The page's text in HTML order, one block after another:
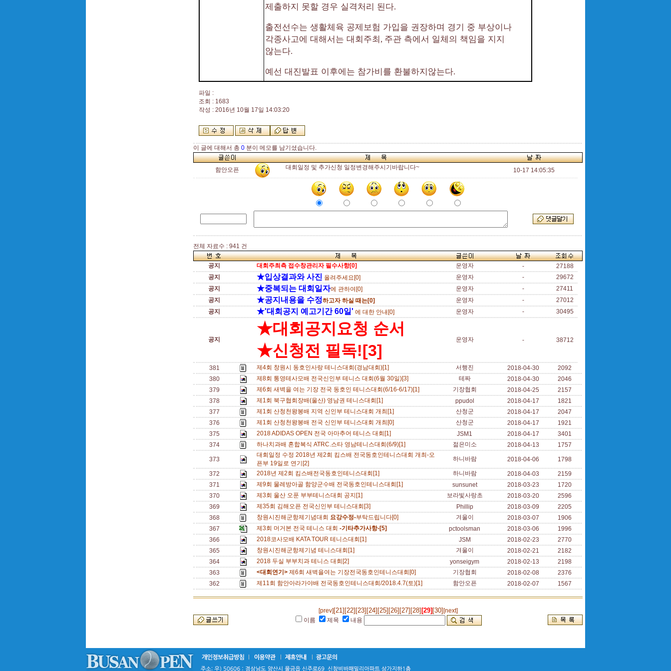
제출하지 못할 경우 실격처리 된다.
출전선수는 생활체육 공제보험 가입을 권장하며 경기 중 부상이나
각종사고에 대해서는 대회주최, 주관 측에서 일체의 책임을 지지
않는다.
예선 대진발표 이후에는 참가비를 환불하지않는다.
파일 :
조회 : 1683
작성 : 2016년 10월 17일 14:03:20
이 글에 대해서 총 0 분이 메모를 남기셨습니다.
함안오픈 대회일정 및 추가신청 일정변경해주시기바랍니다~ 10-17 14:05:35
전체 자료수 : 941 건
공지 대회주최측 접수창관리자 필수사항[0] 운영자 -
27188
공지
★입상결과와 사진 올려주세요[0] 운영자 -
29672
공지
★중복되는 대회일자에 관하여[0] 운영자 -
27411
공지
★공지내용을 수정하고자 하실 때는[0] 운영자 -
27012
공지
★'대회공지 예고기간 60일' 에 대한 안내[0] 운영자 - 30495
공지
★대회공지요청 순서
★신청전 필독![3]
운영자 - 38712
381 제4회 창원시 동호인사랑 테니스대회(경남대회)[1] 서행진 2018-04-30
2092
380
제8회 통영테사모배 전국신인부 테니스 대회(6월 30일)[3] 테짜 2018-04-30
2046
379
제6회 새벽을 여는 기장 전국 동호인 테니스대회(6/16-6/17)[1] 기장협회 2018-04-25
2157
378
제1회 북구협회장배(울산) 영남권 테니스대회[1] ppudol 2018-04-17
1821
377
제1회 산청천왕봉배 지역 신인부 테니스대회 개최[1] 산청군 2018-04-17
2047
376
제1회 산청천왕봉배 전국 신인부 테니스대회 개최[0] 산청군 2018-04-17
1921
375
2018 ADIDAS OPEN 전국 아마추어 테니스 대회[1] JSM1 2018-04-17
3401
374
하나치과배 혼합복식 ATRC.스타 영남테니스대회(6/9)[1] 젊은미소 2018-04-13 1757
373
대회일정 수정 2018년 제2회 킴스배 전국동호인테니스대회 개최-오
픈부 19일로 연기[2]
하니바람 2018-04-06 1798
372 2018년 제2회 킴스배전국동호인테니스대회[1] 하니바람 2018-04-03
2159
371
제9회 물레방아골 함양군수배 전국동호인테니스대회[1] sunsunet 2018-03-23
1720
370
제3회 울산 오푼 부부테니스대회 공지[1] 보라빛사랑초 2018-03-20
2596
369
제35회 김해오픈 전국신인부 테니스대회[3] Phillip 2018-03-09
2205
368
창원시진해군항제기념대회 요강수정-부탁드립니다[0] 겨울이 2018-03-07
1906
367
제3회 머거본 전국 테니스 대회 -기타추가사항-[5] pctoolsman 2018-03-06
1996
366
2018코사모배 KATA TOUR 테니스대회[1] JSM 2018-02-23
2770
365
창원시진해군항제기념 테니스대회[1] 겨울이 2018-02-21
2182
364
2018 두실 부부치과 테니스 대회[2] yonseigym 2018-02-13
2198
363
<대회연기> 제6회 새벽을여는 기장전국동호인테니스대회[0] 기장협회 2018-02-08
2376
362
제11회 함안아라가야배 전국동호인테니스대회/2018.4.7(토)[1] 함안오픈 2018-02-07 1567
[prev][21] [22] [23] [24] [25] [26] [27] [28] [29] [30] [next]
이름
제목 내용